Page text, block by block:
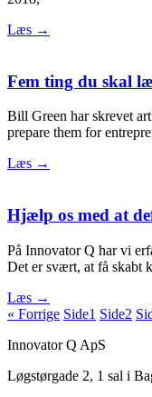
Læs →
Fem ting du skal
Bill Green har skrevet
prepare them for
Læs →
Hjælp os med at
På Innovator Q har vi
Det er svært, at få skabt
Læs →
« Forrige Side1 Side2
Innovator Q ApS
Løgstørgade 2, 1 sal i